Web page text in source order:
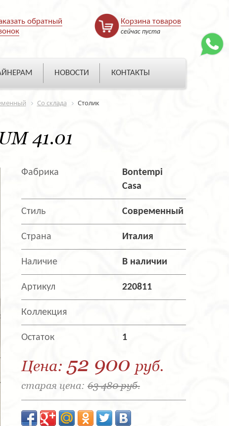
обратный
Корзина товаров
сейчас пуста
НОВОСТИ КОНТАКТЫ
Со склада Столик
41.01
Фабрика
Bontempi
Casa
Стиль Современный
Страна Италия
Наличие В наличии
Артикул 220811
Коллекция
Остаток 1
Цена: 52 900 руб.
старая цена: 63 480 руб.